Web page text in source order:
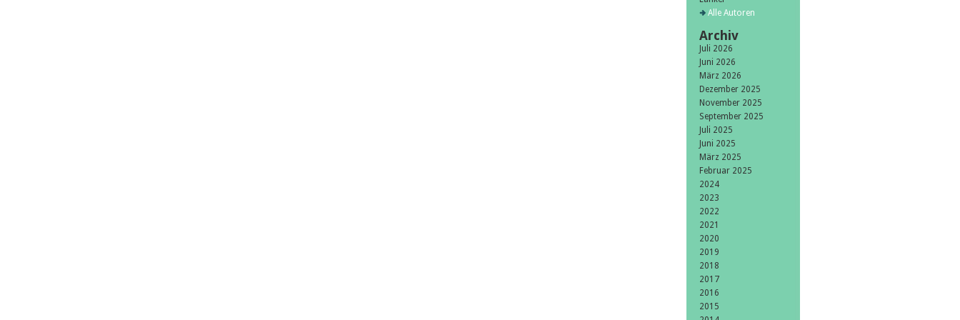
Alle Autoren
Archiv
Juli 2026
Juni 2026
März 2026
Dezember 2025
November 2025
September 2025
Juli 2025
Juni 2025
März 2025
Februar 2025
2024
2023
2022
2021
2020
2019
2018
2017
2016
2015